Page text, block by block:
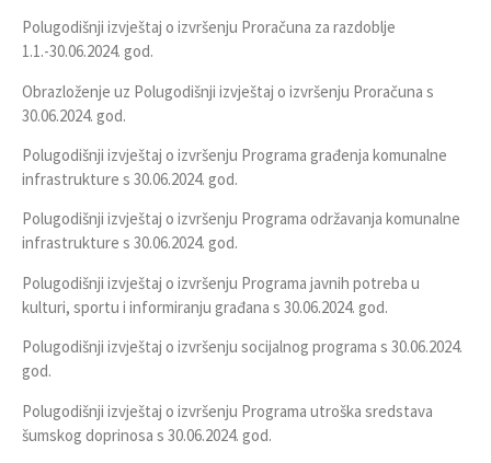
Polugodišnji izvještaj o izvršenju Proračuna za razdoblje
1.1.-30.06.2024. god.
Obrazloženje uz Polugodišnji izvještaj o izvršenju Proračuna s
30.06.2024. god.
Polugodišnji izvještaj o izvršenju Programa građenja komunalne
infrastrukture s 30.06.2024. god.
Polugodišnji izvještaj o izvršenju Programa održavanja komunalne
infrastrukture s 30.06.2024. god.
Polugodišnji izvještaj o izvršenju Programa javnih potreba u
kulturi, sportu i informiranju građana s 30.06.2024. god.
Polugodišnji izvještaj o izvršenju socijalnog programa s 30.06.2024.
god.
Polugodišnji izvještaj o izvršenju Programa utroška sredstava
šumskog doprinosa s 30.06.2024. god.